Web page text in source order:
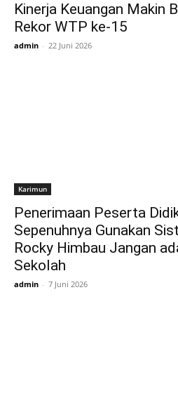
Kinerja Keuangan Makin
Rekor WTP ke-15
admin - 22 Juni 2026
Karimun
Penerimaan Peserta
Sepenuhnya Gunakan
Rocky Himbau Jangan
Sekolah
admin - 7 Juni 2026